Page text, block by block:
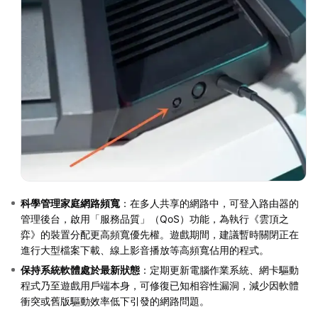
科學管理家庭網路頻寬 ：在多人共享的網路中，可登入路由器的
管理後台，啟用「服務品質」（QoS）功能，為執行《雲頂之
弈》的裝置分配更高頻寬優先權。遊戲期間，建議暫時關閉正在
進行大型檔案下載、線上影音播放等高頻寬佔用的程式。
保持系統軟體處於最新狀態 ：定期更新電腦作業系統、網卡驅動
程式乃至遊戲用戶端本身，可修復已知相容性漏洞，減少因軟體
衝突或舊版驅動效率低下引發的網路問題。